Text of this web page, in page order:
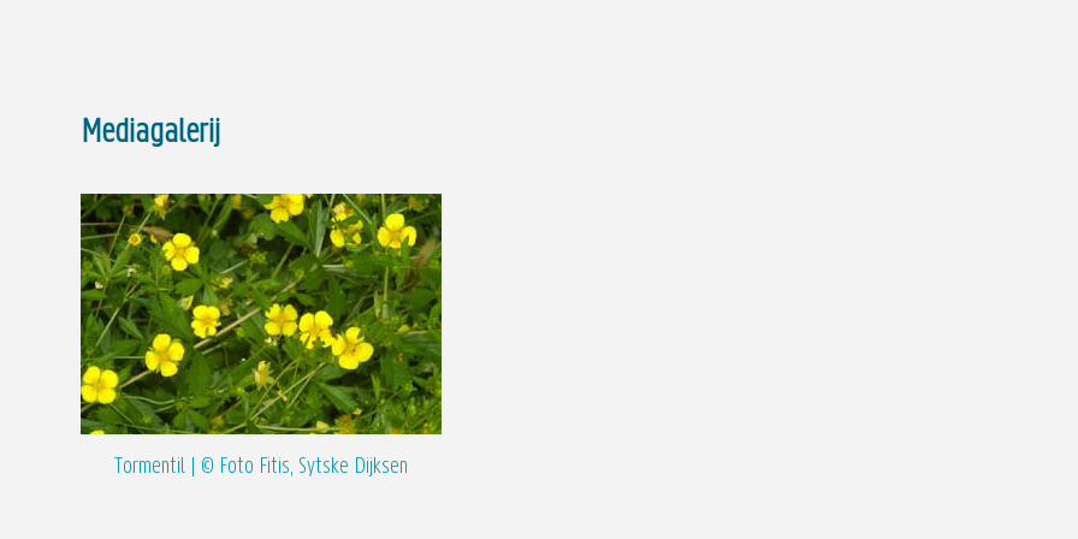
Mediagalerij
Tormentil | © Foto Fitis, Sytske Dijksen